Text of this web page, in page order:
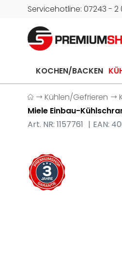
Servicehotline: 07243 - 2
KOCHEN/BACKEN
Kühlen/Gefrieren
Miele Einbau-
Art. NR: 1157761
EAN: